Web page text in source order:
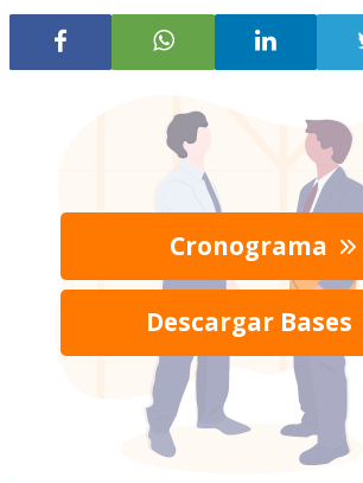
Cronograma
Descargar Bases